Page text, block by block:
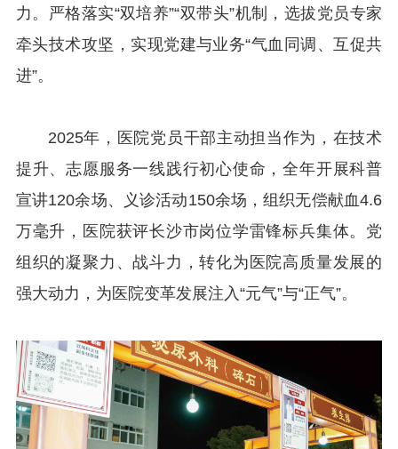
力。严格落实“双培养”“双带头”机制，选拔党员专家
牵头技术攻坚，实现党建与业务“气血同调、互促共
进”。
2025年，医院党员干部主动担当作为，在技术
提升、志愿服务一线践行初心使命，全年开展科普
宣讲120余场、义诊活动150余场，组织无偿献血4.6
万毫升，医院获评长沙市岗位学雷锋标兵集体。党
组织的凝聚力、战斗力，转化为医院高质量发展的
强大动力，为医院变革发展注入“元气”与“正气”。